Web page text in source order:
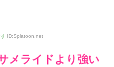
ID:Splatoon.net
メライドより強い